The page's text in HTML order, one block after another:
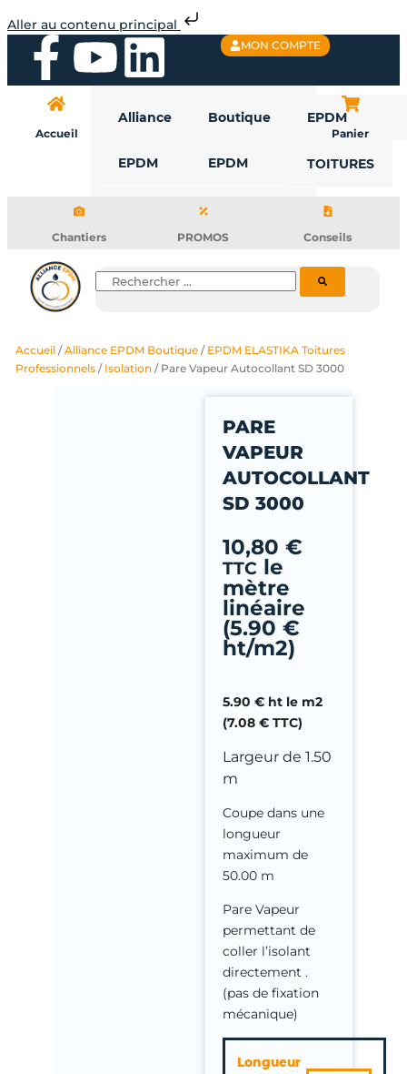
Aller au contenu principal
au
contenuF
a
c
b
o
o
k
Y
o
u
u
b
L
i
n
d
n
MON COMPTE
Accueil
Alliance
EPDM
Boutique
EPDM
EPDM
TOITURES
Panier
Chantiers PROMOS Conseils
Rechercher
Accueil/Alliance EPDM Boutique/ EPDM ELASTIKA Toitures
Professionnels/ Isolation/ Pare Vapeur Autocollant SD 3000
PARE
VAPEUR
AUTOCOLLANT
SD 3000
10,80 €
TTCle
mètre
linéaire
(5.90 €
ht/m2)
5.90 € ht le m2
(7.08 € TTC)
Largeur de 1.50
m
Coupe dans une
longueur
maximum de
50.00 m
Pare Vapeur
permettant de
coller l’isolant
directement .
(pas de fixation
mécanique)
Longueur